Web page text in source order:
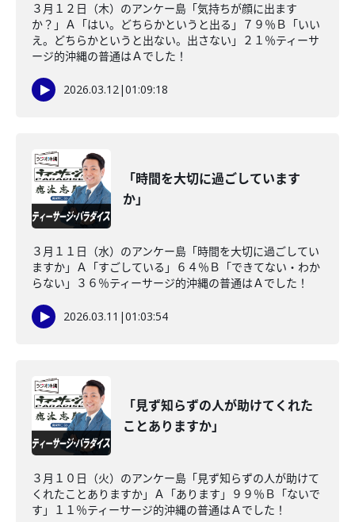
３月１２日（木）のアンケー島「気持ちが顔に出ます
か？」Ａ「はい。どちらかというと出る」７９％Ｂ「いい
え。どちらかというと出ない。出さない」２１％ティーサ
ージ的沖縄の普通はＡでした！
2026.03.12|01:09:18
「時間を大切に過ごしています
か」
３月１１日（水）のアンケー島「時間を大切に過ごしてい
ますか」Ａ「すごしている」６４％Ｂ「できてない・わか
らない」３６％ティーサージ的沖縄の普通はＡでした！
2026.03.11 |01:03:54
「見ず知らずの人が助けてくれた
ことありますか」
３月１０日（火）のアンケー島「見ず知らずの人が助けて
くれたことありますか」Ａ「あります」９９％Ｂ「ないで
す」１１％ティーサージ的沖縄の普通はＡでした！